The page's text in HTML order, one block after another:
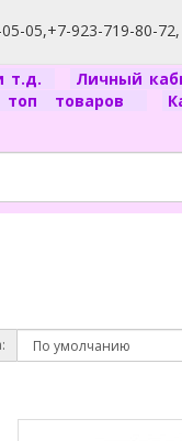
05,+7-923-719-80-
т.д. Личный
топ товаров